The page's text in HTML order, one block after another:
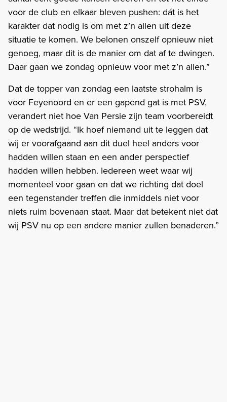
voor de club en elkaar bleven pushen: dát is het
karakter dat nodig is om met z’n allen uit deze
situatie te komen. We belonen onszelf opnieuw niet
genoeg, maar dit is de manier om dat af te dwingen.
Daar gaan we zondag opnieuw voor met z’n allen.”
Dat de topper van zondag een laatste strohalm is
voor Feyenoord en er een gapend gat is met PSV,
verandert niet hoe Van Persie zijn team voorbereidt
op de wedstrijd. “Ik hoef niemand uit te leggen dat
wij er voorafgaand aan dit duel heel anders voor
hadden willen staan en een ander perspectief
hadden willen hebben. Iedereen weet waar wij
momenteel voor gaan en dat we richting dat doel
een tegenstander treffen die inmiddels niet voor
niets ruim bovenaan staat. Maar dat betekent niet dat
wij PSV nu op een andere manier zullen benaderen.”